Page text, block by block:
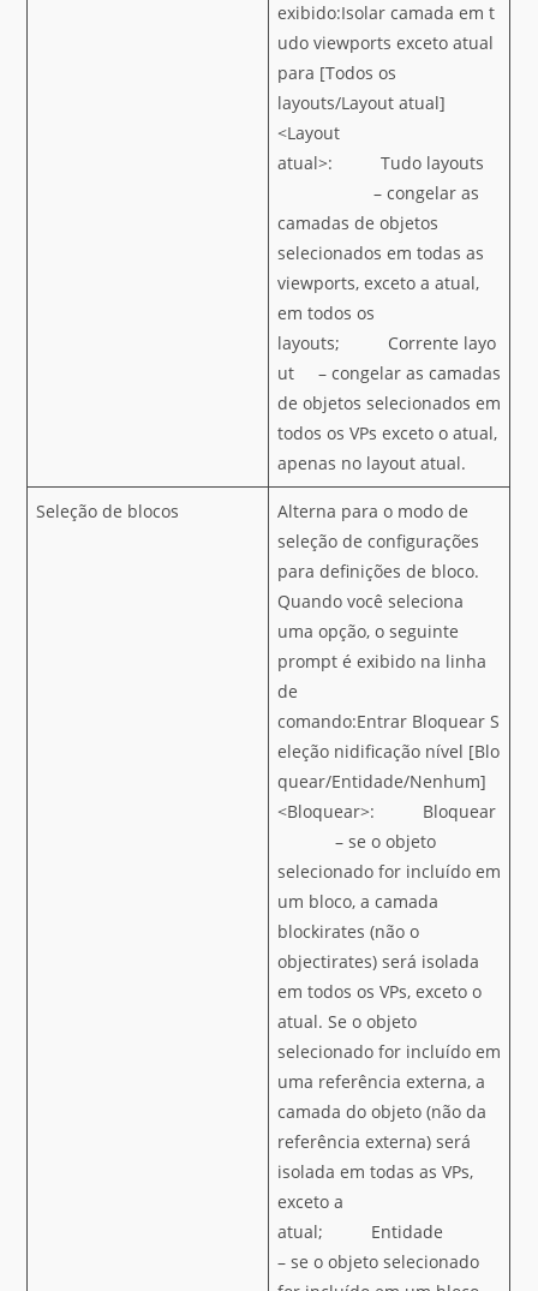
exibido:Isolar camada em t
udo viewports exceto atual
para [Todos os
layouts/Layout atual]
<Layout
atual>: Tudo layouts
– congelar as
camadas de objetos
selecionados em todas as
viewports, exceto a atual,
em todos os
layouts; Corrente layo
ut – congelar as camadas
de objetos selecionados em
todos os VPs exceto o atual,
apenas no layout atual.
Seleção de blocos
Alterna para o modo de
seleção de configurações
para definições de bloco.
Quando você seleciona
uma opção, o seguinte
prompt é exibido na linha
de
comando:Entrar Bloquear S
eleção nidificação nível [Blo
quear/Entidade/Nenhum]
<Bloquear>: Bloquear
– se o objeto
selecionado for incluído em
um bloco, a camada
blockirates (não o
objectirates) será isolada
em todos os VPs, exceto o
atual. Se o objeto
selecionado for incluído em
uma referência externa, a
camada do objeto (não da
referência externa) será
isolada em todas as VPs,
exceto a
atual; Entidade
– se o objeto selecionado